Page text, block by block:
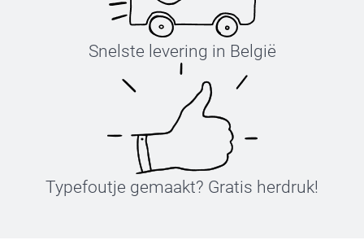
Snelste levering in België
Typefoutje gemaakt? Gratis herdruk!